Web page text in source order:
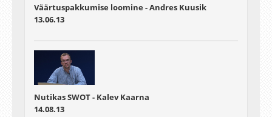
Väärtuspakkumise loomine - Andres Kuusik
13.06.13
Nutikas SWOT - Kalev Kaarna
14.08.13